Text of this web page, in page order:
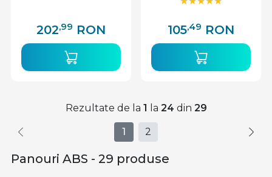
202,99 RON 105,49 RON
Rezultate de la 1 la 24 din 29
1 2
Panouri ABS - 29 produse